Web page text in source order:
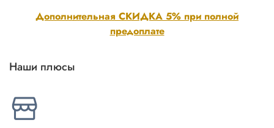
Дополнительная СКИДКА 5% при полной
предоплате
Наши плюсы